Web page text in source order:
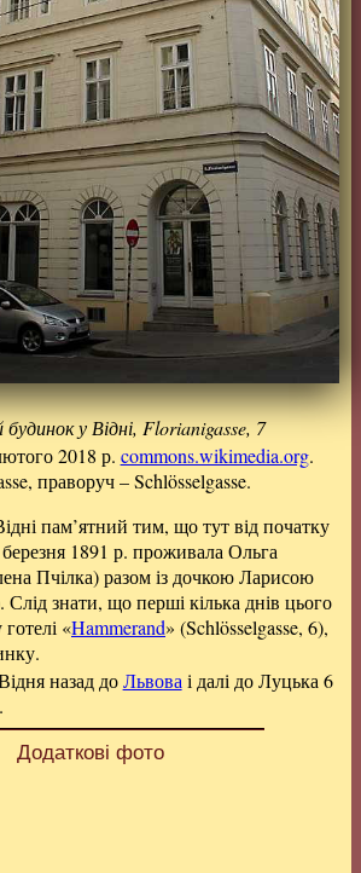
у Відні, Florianigasse, 7
2018 р. commons.wikimedia.org.
праворуч – Schlösselgasse.
пам’ятний тим, що тут від початку
1891 р. проживала Ольга
Пчілка) разом із дочкою Ларисою
знати, що перші кілька днів цього
«Hammerand» (Schlösselgasse, 6),
назад доЛьвоваі далі до Луцька 6
Додаткові фото